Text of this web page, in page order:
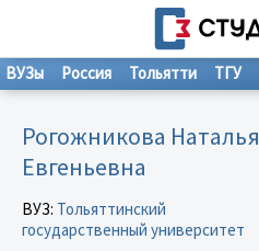
ВУЗы Россия Тольятти ТГУ
Рогожникова Наталья
Евгеньевна
ВУЗ: Тольяттинский
государственный университет